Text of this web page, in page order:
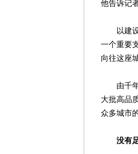
他告诉记
以建设“
一个重要
向往这座
由千年
大批高品
众多城市
没有